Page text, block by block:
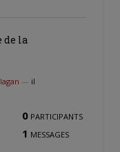
de la
— il
0 PARTICIPANTS
1 MESSAGES